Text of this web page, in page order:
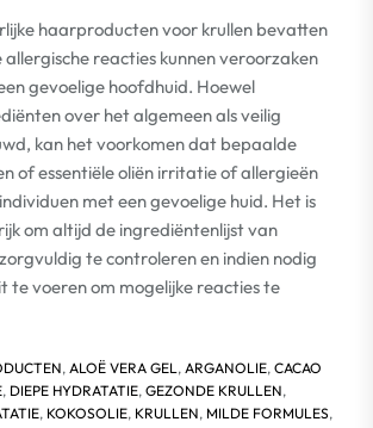
haarproducten voor krullen bevatten
reacties kunnen veroorzaken
gevoelige hoofdhuid. Hoewel
over het algemeen als veilig
kan het voorkomen dat bepaalde
of essentiële oliën irritatie of allergieën
met een gevoelige huid. Het is
om altijd de ingrediëntenlijst van
te controleren en indien nodig
te voeren om mogelijke reacties te
, ALOË VERA GEL, ARGANOLIE, CACAO
, DIEPE HYDRATATIE, GEZONDE KRULLEN,
, KOKOSOLIE, KRULLEN, MILDE FORMULES,